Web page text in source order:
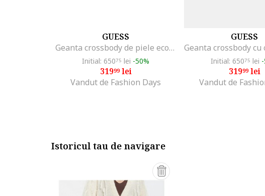
GUESS
Geanta crossbody de piele ecologica cu clapa, Negru
Initial: 65075 lei -50%
31999lei
Vandut de Fashion Days
GUESS
Initial: 65075 lei
31999lei
Vandut de
Istoricul tau de navigare